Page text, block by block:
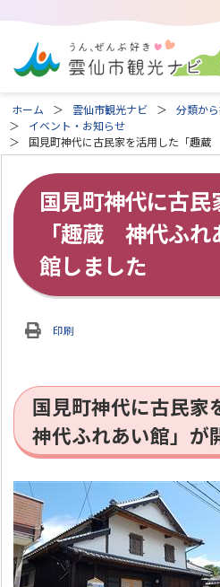
ホーム 雲仙市観光ナビ
分類か
イベント・お知らせ
国見町神代に古民家を活用した「趣
国見町神代に古民
「趣蔵 神代ふれ
館しました
印刷
国見町神代に古民
神代ふれあい館」が